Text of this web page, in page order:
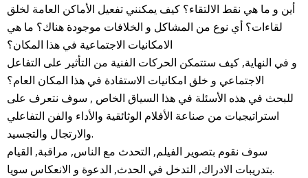
أين و ما هي نقط الالتقاء؟ كيف يمكنني تفعيل الأماكن العامة لخلق
لقاءات؟ أي نوع من المشاكل و الخلافات موجودة هناك؟ ما هي
الامكانيات الاجتماعية في هذا المكان؟
و في النهاية, كيف ستتمكن الحركات الفنية من التأثير على التفاعل
الاجتماعي و خلق امكانيات الاستفادة في هذا المكان العام؟
للبحث في هذه الأسئلة في هذا السياق الخاص , سوف نتعرف على
استراتيجيات من صناعة الأفلام الوثائقية والأداء والفن التفاعلي
والارتجال والتجسيد.
سوف نقوم بتصوير الفيلم, التحدث مع الناس, مراقبة, القيام
بتدريبات الادراك, التدخل في الحدث, الدعوة و الانعكاس سويا.